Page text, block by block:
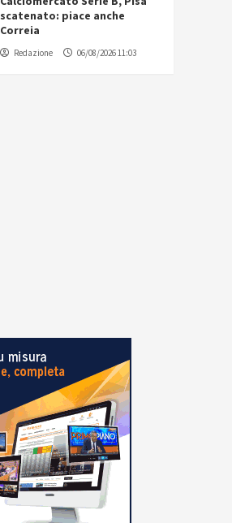
scatenato: piace anche
Correia
Redazione 06/08/2026 11:03